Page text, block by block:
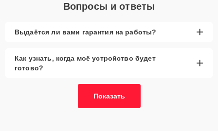
Вопросы и ответы
Выдаётся ли вами гарантия на работы? +
Как узнать, когда моё устройство будет
готово?
+
Показать